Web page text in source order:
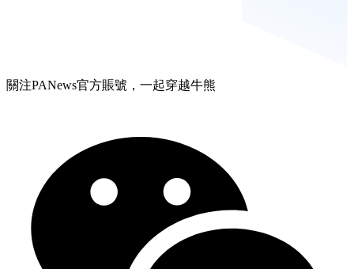
關注PANews官方賬號，一起穿越牛熊